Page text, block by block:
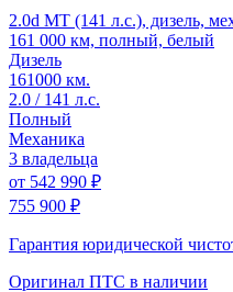
2.0d MT (141 л.с.), дизель,
161 000 км, полный, белый
Дизель
161000 км.
2.0 / 141 л.с.
Полный
Механика
3 владельца
от 542 990 ₽
755 900 ₽
Гарантия юридической
Оригинал ПТС в наличии